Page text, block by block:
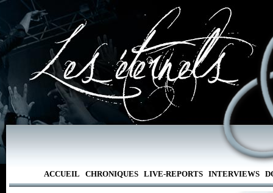
ACCUEIL CHRONIQUES LIVE-REPORTS INTERVIEWS